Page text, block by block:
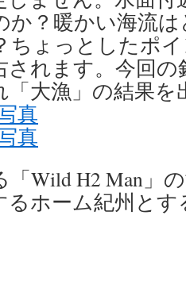
か？暖かい海流
ちょっとしたポ
されます。今回
「大漁」の結果を
真
真
Wild H2 Man」
るホーム紀州と